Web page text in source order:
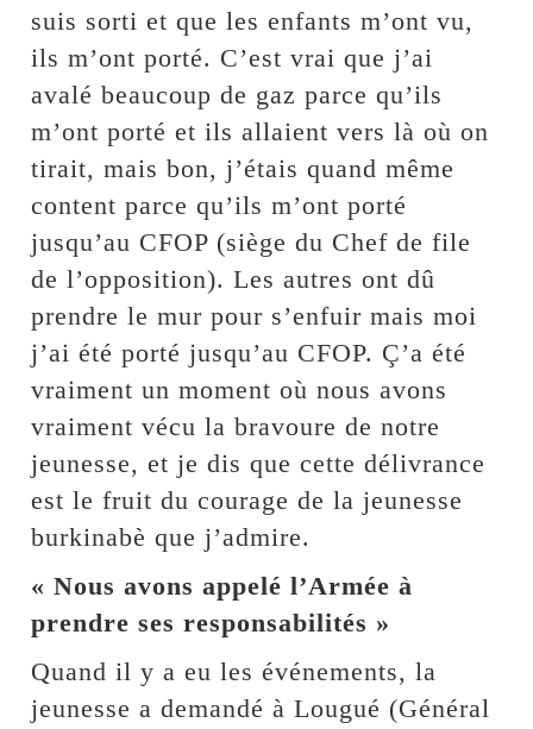
suis sorti et que les enfants m’ont vu,
ils m’ont porté. C’est vrai que j’ai
avalé beaucoup de gaz parce qu’ils
m’ont porté et ils allaient vers là où on
tirait, mais bon, j’étais quand même
content parce qu’ils m’ont porté
jusqu’au CFOP (siège du Chef de file
de l’opposition). Les autres ont dû
prendre le mur pour s’enfuir mais moi
j’ai été porté jusqu’au CFOP. Ç’a été
vraiment un moment où nous avons
vraiment vécu la bravoure de notre
jeunesse, et je dis que cette délivrance
est le fruit du courage de la jeunesse
burkinabè que j’admire.
« Nous avons appelé l’Armée à
prendre ses responsabilités »
Quand il y a eu les événements, la
jeunesse a demandé à Lougué (Général